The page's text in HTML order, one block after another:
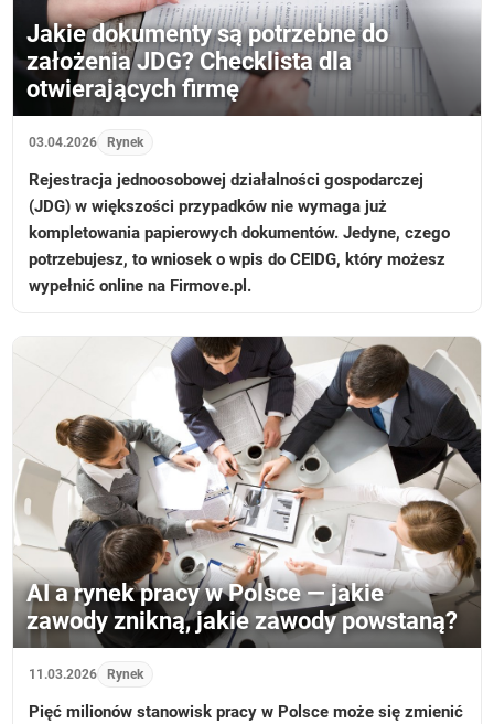
Jakie dokumenty są potrzebne do
założenia JDG? Checklista dla
otwierających firmę
03.04.2026 Rynek
Rejestracja jednoosobowej działalności gospodarczej
(JDG) w większości przypadków nie wymaga już
kompletowania papierowych dokumentów. Jedyne, czego
potrzebujesz, to wniosek o wpis do CEIDG, który możesz
wypełnić online na Firmove.pl.
AI a rynek pracy w Polsce — jakie
zawody znikną, jakie zawody powstaną?
11.03.2026 Rynek
Pięć milionów stanowisk pracy w Polsce może się zmienić